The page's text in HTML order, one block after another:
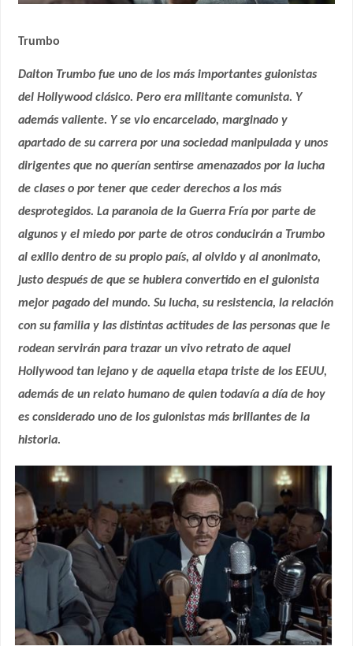
Trumbo
Dalton Trumbo fue uno de los más importantes guionistas
del Hollywood clásico. Pero era militante comunista. Y
además valiente. Y se vio encarcelado, marginado y
apartado de su carrera por una sociedad manipulada y unos
dirigentes que no querían sentirse amenazados por la lucha
de clases o por tener que ceder derechos a los más
desprotegidos. La paranoia de la Guerra Fría por parte de
algunos y el miedo por parte de otros conducirán a Trumbo
al exilio dentro de su propio país, al olvido y al anonimato,
justo después de que se hubiera convertido en el guionista
mejor pagado del mundo. Su lucha, su resistencia, la relación
con su familia y las distintas actitudes de las personas que le
rodean servirán para trazar un vivo retrato de aquel
Hollywood tan lejano y de aquella etapa triste de los EEUU,
además de un relato humano de quien todavía a día de hoy
es considerado uno de los guionistas más brillantes de la
historia.